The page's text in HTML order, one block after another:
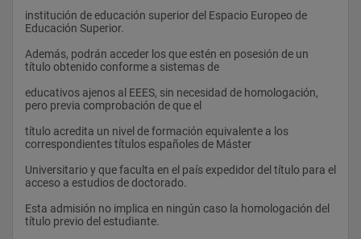
Aprendizaje automático
• ANÁLISIS Y EVALUACIÓN: Caracterización de variedades de
manzana de sidra en base a su
composición bioquímica. Análisis de alimento. Detección
analítica. Calidad en procesos de
producción
• INGENIERÍA: Separación y recuperación de proteínas de
residuos de industrias alimentarias.
Fermentaciones de suero lácteo, de sidra y de cerveza.
Tratamientos biológicos de aguas
residuales de industrias alimentarias. Desarrollos tecnológicos
y análisis reológicos de nuevos
institución de educación superior del Espacio Europeo de
Educación Superior.
Además, podrán acceder los que estén en posesión de un
título obtenido conforme a sistemas de
educativos ajenos al EEES, sin necesidad de homologación,
pero previa comprobación de que el
título acredita un nivel de formación equivalente a los
correspondientes títulos españoles de Máster
Universitario y que faculta en el país expedidor del título para el
acceso a estudios de doctorado.
Esta admisión no implica en ningún caso la homologación del
título previo del estudiante.